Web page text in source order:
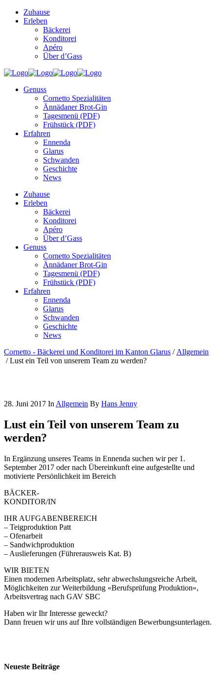
Zuhause
Erleben
Bäckerei
Konditorei
Apéro
Über d’Gass
Genuss
Cornetto Spezialitäten
Ännädaner Brot-Gin
Tagesmenü (PDF)
Frühstück (PDF)
Erfahren
Ennenda
Glarus
Schwanden
Geschichte
News
Zuhause
Erleben
Bäckerei
Konditorei
Apéro
Über d’Gass
Genuss
Cornetto Spezialitäten
Ännädaner Brot-Gin
Tagesmenü (PDF)
Frühstück (PDF)
Erfahren
Ennenda
Glarus
Schwanden
Geschichte
News
Cornetto - Bäckerei und Konditorei im Kanton Glarus / Allgemein
/Lust ein Teil von unserem Team zu werden?
28. Juni 2017 In Allgemein By Hans Jenny
Lust ein Teil von unserem Team zu
werden?
In Ergänzung unseres Teams in Ennenda suchen wir per 1.
September 2017 oder nach Übereinkunft eine aufgestellte und
motivierte Persönlichkeit im Bereich
BÄCKER-
KONDITOR/IN
IHR AUFGABENBEREICH
– Teigproduktion Patt
– Ofenarbeit
– Sandwichproduktion
– Auslieferungen (Führerausweis Kat. B)
WIR BIETEN
Einen modernen Arbeitsplatz, sehr abwechslungsreiche Arbeit,
Möglichkeiten zur Weiterbildung «Berufsprüfung Produktion»,
Arbeitsvertrag nach GAV SBC
Haben wir Ihr Interesse geweckt?
Dann freuen wir uns auf Ihre vollständigen Bewerbungsunterlagen.
Neueste Beiträge